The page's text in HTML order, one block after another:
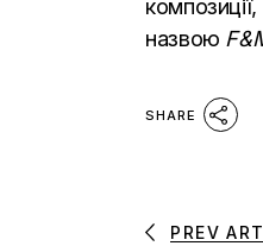
назвою
SHARE
PREV